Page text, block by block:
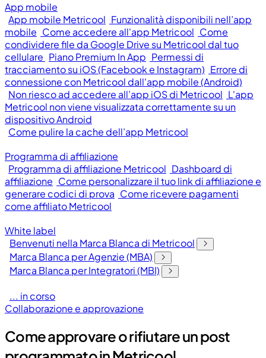
App mobile
App mobile Metricool Funzionalità disponibili nell’app
mobile Come accedere all'app Metricool Come
condividere file da Google Drive su Metricool dal tuo
cellulare Piano Premium In App Permessi di
tracciamento su iOS (Facebook e Instagram) Errore di
connessione con Metricool dall'app mobile (Android)
Non riesco ad accedere all’app iOS di Metricool L'app
Metricool non viene visualizzata correttamente su un
dispositivo Android
Come pulire la cache dell’app Metricool
Programma di affiliazione
Programma di affiliazione Metricool Dashboard di
affiliazione Come personalizzare il tuo link di affiliazione e
generare codici di prova Come ricevere pagamenti
come affiliato Metricool
White label
Benvenuti nella Marca Blanca di Metricool
Marca Blanca per Agenzie (MBA)
Marca Blanca per Integratori (MBI)
... in corso
Collaborazione e approvazione
Come approvare o rifiutare un post